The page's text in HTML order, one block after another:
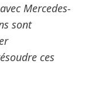
Mercedes-
sont
ces